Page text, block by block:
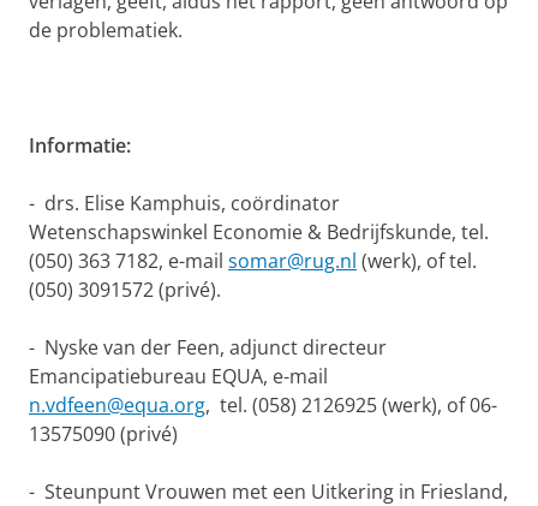
de problematiek.
Informatie:
- drs. Elise Kamphuis, coördinator
Wetenschapswinkel Economie & Bedrijfskunde, tel.
(050) 363 7182, e-mail somar@rug.nl (werk), of tel.
(050) 3091572 (privé).
- Nyske van der Feen, adjunct directeur
Emancipatiebureau EQUA, e-mail
n.vdfeen@equa.org, tel. (058) 2126925 (werk), of 06-
13575090 (privé)
- Steunpunt Vrouwen met een Uitkering in Friesland,